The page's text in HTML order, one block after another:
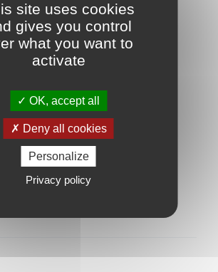
site uses cookies
gives you control
what you want to
activate
OK, accept all
Deny all cookies
Personalize
Privacy policy